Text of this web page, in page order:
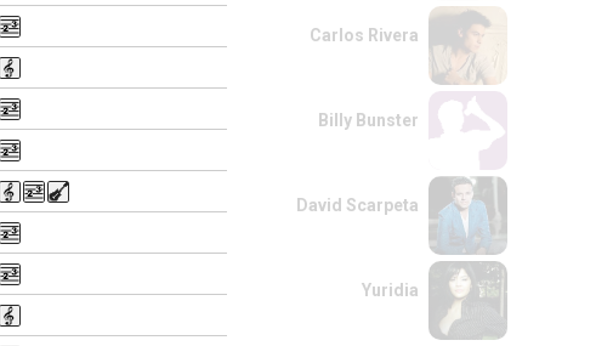
Carlos Rivera
Billy Bunster
David Scarpeta
Yuridia